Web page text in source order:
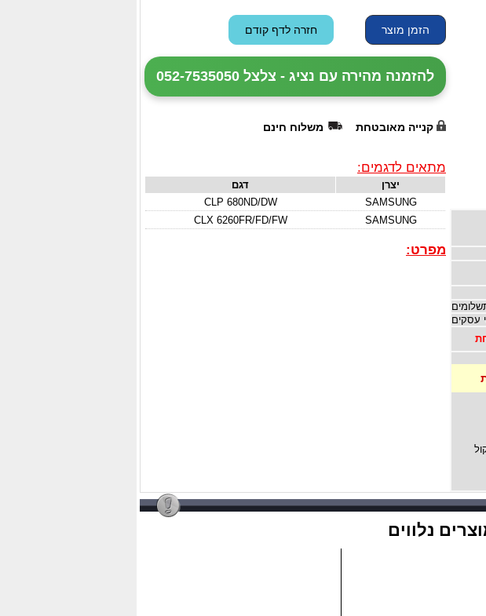
להזמנה מהירה עם נציג - צלצל 052-7535050
קנייה מאובטחת משלוח חינם
מתאים לדגמים:
יצרן
דגם
SAMSUNG
CLP 680ND/DW
SAMSUNG
CLX 6260FR/FD/FW
מפרט:
נלווים